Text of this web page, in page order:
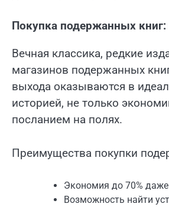
Покупка подержанных
Вечная классика, редкие
магазинов подержанных
выхода оказываются в
историей, не только
посланием на полях.
Преимущества покупки
Экономия до 70%
Возможность найти